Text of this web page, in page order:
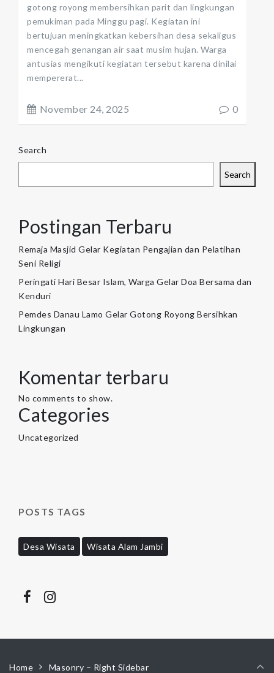
gotong royong membersihkan parit dan lingkungan
pemukiman pada Minggu pagi. Kegiatan ini
bertujuan meningkatkan kebersihan desa sekaligus
mencegah genangan air saat musim hujan. Warga
antusias mengikuti kegiatan tersebut karena dinilai
mempererat...
November 24, 2025 0
Search
Search
Postingan Terbaru
Remaja Masjid Gelar Kegiatan Pengajian dan Pelatihan
Seni Religi
Peringati Hari Besar Islam, Warga Gelar Doa Bersama dan
Kenduri
Pemdes Danau Lamo Gelar Gotong Royong Bersihkan
Lingkungan
Komentar terbaru
No comments to show.
Categories
Uncategorized
POSTS TAGS
Desa Wisata Wisata Alam Jambi
Home Masonry – Right Sidebar